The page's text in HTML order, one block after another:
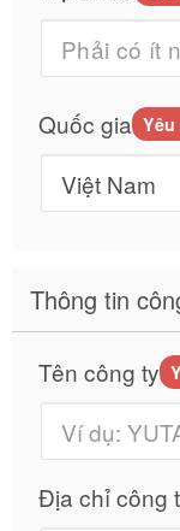
Quốc gia Yêu
Thông tin
Tên công ty
Địa chỉ công